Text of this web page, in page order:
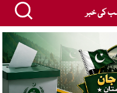
کی خبر